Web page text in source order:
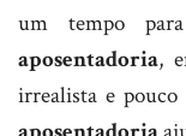
um tempo
aposentadoria,
irrealista e pouco